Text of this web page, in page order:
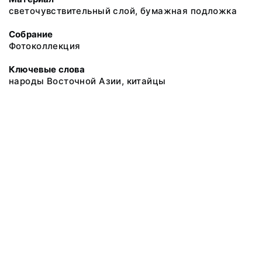
светочувствительный слой, бумажная подложка
Собрание
Фотоколлекция
Ключевые слова
народы Восточной Азии, китайцы